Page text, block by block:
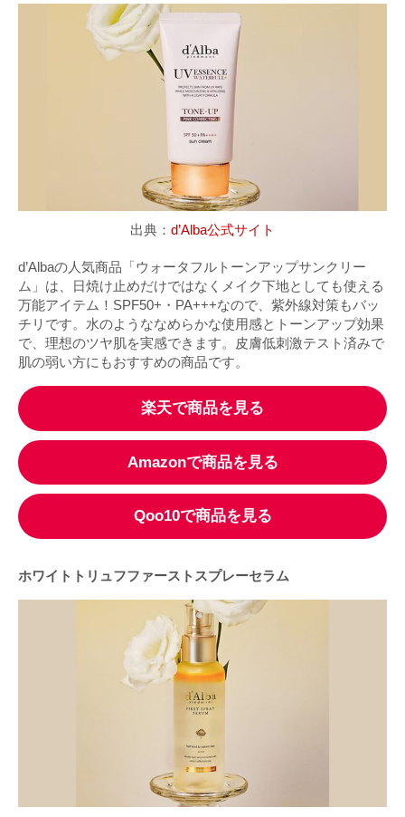
出典： d’Alba公式サイト
d’Albaの人気商品「ウォータフルトーンアップサンクリー
ム」は、日焼け止めだけではなくメイク下地としても使える
万能アイテム！SPF50+・PA+++なので、紫外線対策もバッ
チリです。水のようななめらかな使用感とトーンアップ効果
で、理想のツヤ肌を実感できます。皮膚低刺激テスト済みで
肌の弱い方にもおすすめの商品です。
楽天で商品を見る
Amazonで商品を見る
Qoo10で商品を見る
ホワイトトリュフファーストスプレーセラム